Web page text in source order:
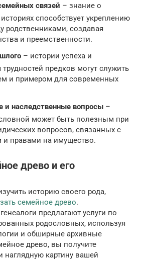
связей – знание о
способствует укреплению
родственниками, создавая
и преемственности.
– истории успеха и
предков могут служить
и примером для современных
и наследственные вопросы –
может быть полезным при
вопросов, связанных с
и правами на имущество.
древо и его
историю своего рода,
семейное древо.
предлагают услуги по
родословных, используя
и обширные архивные
древо, вы получите
наглядную картину вашей